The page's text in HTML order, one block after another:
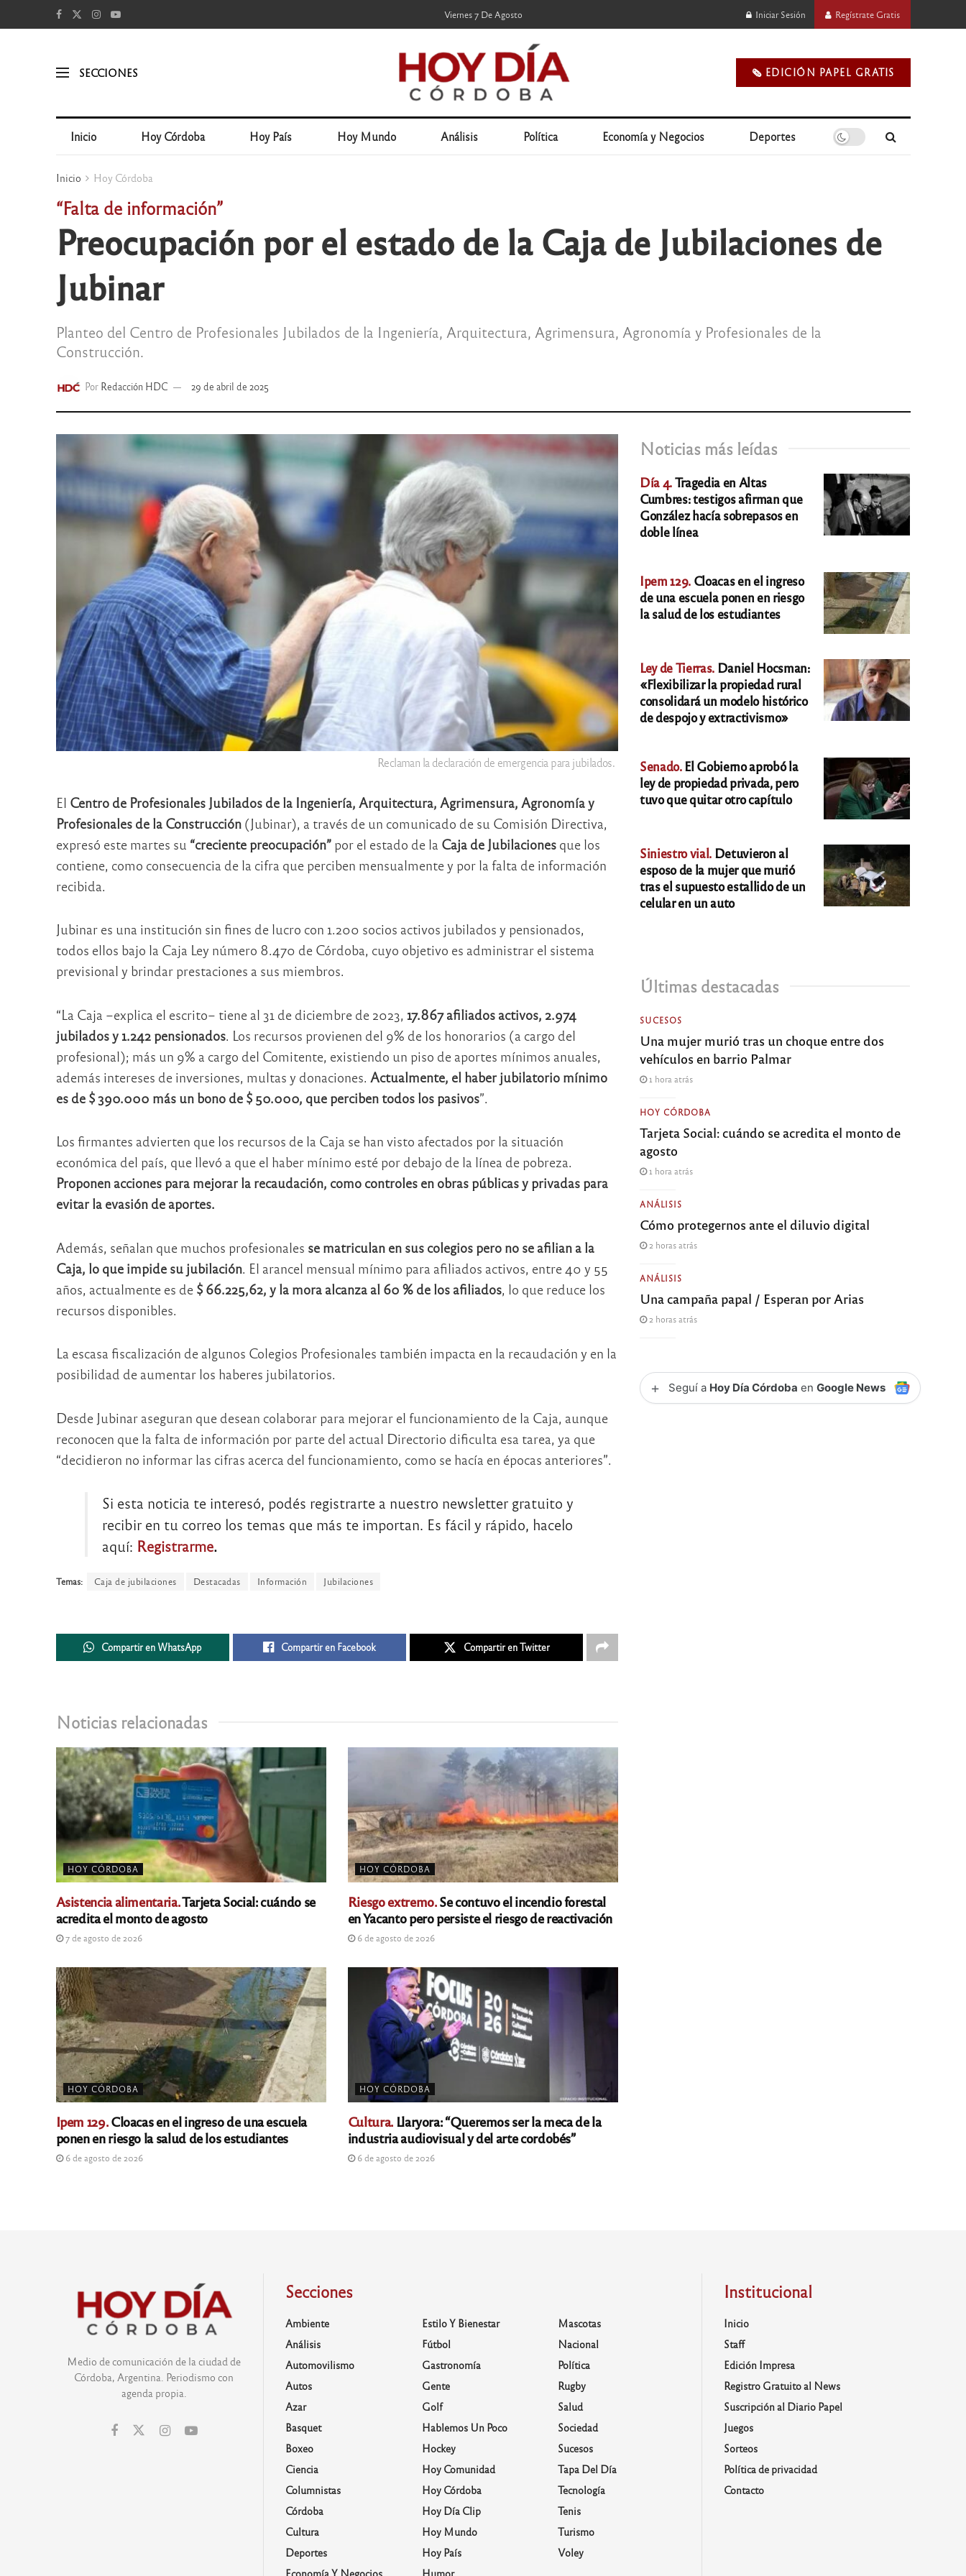
Viernes 7 De Agosto Iniciar Sesión Regístrate Gratis
SECCIONES 🗞️ EDICIÓN PAPEL GRATIS
Inicio Hoy Córdoba Hoy País Hoy Mundo Análisis Política Economía y Negocios Deportes
Inicio Hoy Córdoba
“Falta de información”
Preocupación por el estado de la Caja de Jubilaciones de
Jubinar
Planteo del Centro de Profesionales Jubilados de la Ingeniería, Arquitectura, Agrimensura, Agronomía y Profesionales de la
Construcción.
Por Redacción HDC 29 de abril de 2025
Reclaman la declaración de emergencia para jubilados.
El Centro de Profesionales Jubilados de la Ingeniería, Arquitectura, Agrimensura, Agronomía y
Profesionales de la Construcción(Jubinar), a través de un comunicado de su Comisión Directiva,
expresó este martes su “creciente preocupación”por el estado de la Caja de Jubilacionesque los
contiene, como consecuencia de la cifra que perciben mensualmente y por la falta de información
recibida.
Jubinar es una institución sin fines de lucro con 1.200 socios activos jubilados y pensionados,
todos ellos bajo la Caja Ley número 8.470 de Córdoba, cuyo objetivo es administrar el sistema
previsional y brindar prestaciones a sus miembros.
“La Caja –explica el escrito– tiene al 31 de diciembre de 2023, 17.867 afiliados activos, 2.974
jubilados y 1.242 pensionados. Los recursos provienen del 9% de los honorarios (a cargo del
profesional); más un 9% a cargo del Comitente, existiendo un piso de aportes mínimos anuales,
además intereses de inversiones, multas y donaciones. Actualmente, el haber jubilatorio mínimo
es de $ 390.000 más un bono de $ 50.000, que perciben todos los pasivos”.
Los firmantes advierten que los recursos de la Caja se han visto afectados por la situación
económica del país, que llevó a que el haber mínimo esté por debajo de la línea de pobreza.
Proponen acciones para mejorar la recaudación, como controles en obras públicas y privadas para
evitar la evasión de aportes.
Además, señalan que muchos profesionales se matriculan en sus colegios pero no se afilian a la
Caja, lo que impide su jubilación. El arancel mensual mínimo para afiliados activos, entre 40 y 55
años, actualmente es de $ 66.225,62, y la mora alcanza al 60 % de los afiliados, lo que reduce los
recursos disponibles.
La escasa fiscalización de algunos Colegios Profesionales también impacta en la recaudación y en la
posibilidad de aumentar los haberes jubilatorios.
Desde Jubinar aseguran que desean colaborar para mejorar el funcionamiento de la Caja, aunque
reconocen que la falta de información por parte del actual Directorio dificulta esa tarea, ya que
“decidieron no informar las cifras acerca del funcionamiento, como se hacía en épocas anteriores”.
Si esta noticia te interesó, podés registrarte a nuestro newsletter gratuito y
recibir en tu correo los temas que más te importan. Es fácil y rápido, hacelo
aquí: Registrarme.
Temas: Caja de jubilaciones Destacadas Información Jubilaciones
Compartir en WhatsApp Compartir en Facebook Compartir en Twitter
Noticias relacionadas
HOY CÓRDOBA
Asistencia alimentaria.Tarjeta Social: cuándo se
acredita el monto de agosto
7 de agosto de 2026
HOY CÓRDOBA
Riesgo extremo.Se contuvo el incendio forestal
en Yacanto pero persiste el riesgo de reactivación
6 de agosto de 2026
HOY CÓRDOBA
Ipem 129.Cloacas en el ingreso de una escuela
ponen en riesgo la salud de los estudiantes
6 de agosto de 2026
HOY CÓRDOBA
Cultura.Llaryora: “Queremos ser la meca de la
industria audiovisual y del arte cordobés”
6 de agosto de 2026
Noticias más leídas
Día 4.Tragedia en Altas
Cumbres: testigos afirman que
González hacía sobrepasos en
doble línea
Ipem 129. Cloacas en el ingreso
de una escuela ponen en riesgo
la salud de los estudiantes
Ley de Tierras. Daniel Hocsman:
«Flexibilizar la propiedad rural
consolidará un modelo histórico
de despojo y extractivismo»
Senado.El Gobierno aprobó la
ley de propiedad privada, pero
tuvo que quitar otro capítulo
Siniestro vial. Detuvieron al
esposo de la mujer que murió
tras el supuesto estallido de un
celular en un auto
Últimas destacadas
SUCESOS
Una mujer murió tras un choque entre dos
vehículos en barrio Palmar
1 hora atrás
HOY CÓRDOBA
Tarjeta Social: cuándo se acredita el monto de
agosto
1 hora atrás
ANÁLISIS
Cómo protegernos ante el diluvio digital
2 horas atrás
ANÁLISIS
Una campaña papal / Esperan por Arias
2 horas atrás
+ Seguí a Hoy Día Córdoba enGoogle News
Medio de comunicación de la ciudad de
Córdoba, Argentina. Periodismo con
agenda propia.
Secciones
Ambiente
Análisis
Automovilismo
Autos
Azar
Basquet
Boxeo
Ciencia
Columnistas
Córdoba
Cultura
Deportes
Economía Y Negocios
Estilo Y Bienestar
Fútbol
Gastronomía
Gente
Golf
Hablemos Un Poco
Hockey
Hoy Comunidad
Hoy Córdoba
Hoy Día Clip
Hoy Mundo
Hoy País
Humor
Mascotas
Nacional
Política
Rugby
Salud
Sociedad
Sucesos
Tapa Del Día
Tecnología
Tenis
Turismo
Voley
Institucional
Inicio
Staff
Edición Impresa
Registro Gratuito al News
Suscripción al Diario Papel
Juegos
Sorteos
Política de privacidad
Contacto